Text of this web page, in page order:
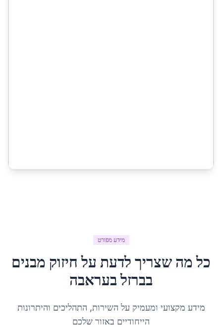
מידע מפורט
כל מה שצריך לדעת על חיזוק מבנים
בברזלבעראבה
מידע מקצועי ומעמיק על השירות, התהליכים והיתרונות
הייחודיים באזור שלכם